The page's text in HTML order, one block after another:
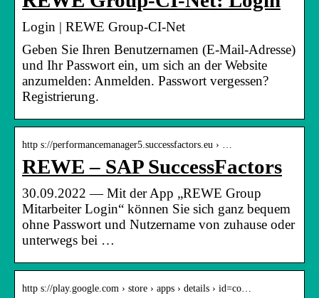
Login | REWE Group-CI-Net
Geben Sie Ihren Benutzernamen (E-Mail-Adresse)
und Ihr Passwort ein, um sich an der Website
anzumelden: Anmelden. Passwort vergessen?
Registrierung.
http s://performancemanager5.successfactors.eu › …
REWE – SAP SuccessFactors
30.09.2022 — Mit der App „REWE Group
Mitarbeiter Login“ können Sie sich ganz bequem
ohne Passwort und Nutzername von zuhause oder
unterwegs bei …
http s://play.google.com › store › apps › details › id=co…